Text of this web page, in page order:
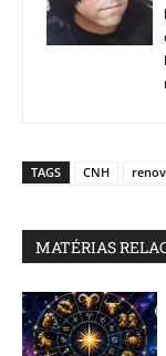
TAGS CNH
MATÉRIAS